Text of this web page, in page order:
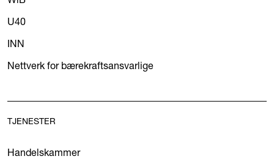
U40
INN
Nettverk for bærekraftsansvarlige
TJENESTER
Handelskammer